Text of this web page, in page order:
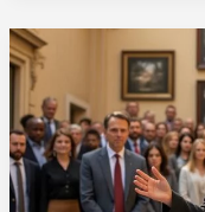
:
Pourquoi
l’essayer
en
2025
?